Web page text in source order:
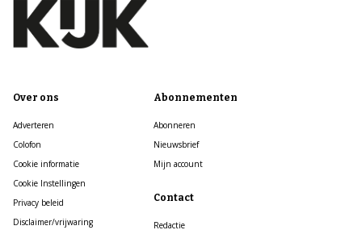
Over ons
Adverteren
Colofon
Cookie informatie
Cookie Instellingen
Privacy beleid
Disclaimer/vrijwaring
Abonnementen
Abonneren
Nieuwsbrief
Mijn account
Contact
Redactie